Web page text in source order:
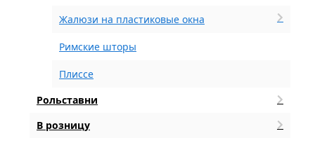
Жалюзи на пластиковые окна
Римские шторы
Плиссе
Рольставни
В розницу